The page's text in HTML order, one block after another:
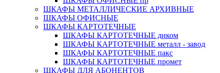
ШКАФЫ МЕТАЛЛИЧЕСКИЕ АРХИВНЫЕ
ШКАФЫ ОФИСНЫЕ
ШКАФЫ КАРТОТЕЧНЫЕ
ШКАФЫ КАРТОТЕЧНЫЕ диком
ШКАФЫ КАРТОТЕЧНЫЕ металл - завод
ШКАФЫ КАРТОТЕЧНЫЕ пакс
ШКАФЫ КАРТОТЕЧНЫЕ промет
ШКАФЫ ДЛЯ АБОНЕНТОВ